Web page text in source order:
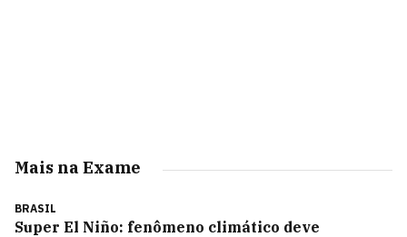
Mais na Exame
BRASIL
Super El Niño: fenômeno climático deve